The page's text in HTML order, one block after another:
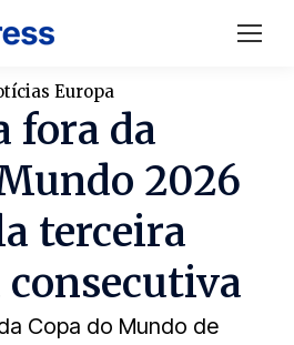
Europa
fora da
2026
terceira
consecutiva
Copa do Mundo de